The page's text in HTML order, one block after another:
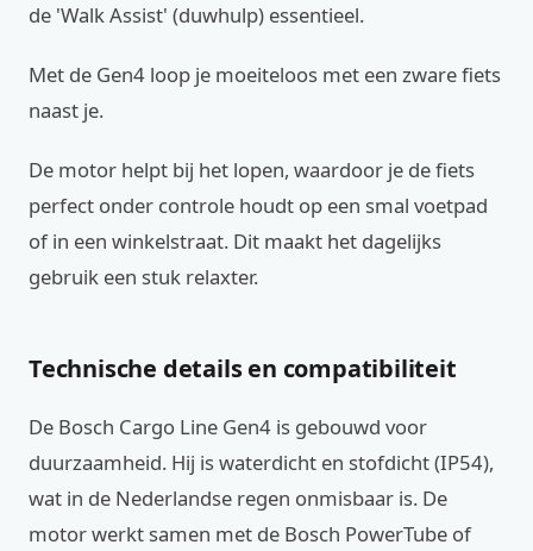
de 'Walk Assist' (duwhulp) essentieel.
Met de Gen4 loop je moeiteloos met een zware fiets
naast je.
De motor helpt bij het lopen, waardoor je de fiets
perfect onder controle houdt op een smal voetpad
of in een winkelstraat. Dit maakt het dagelijks
gebruik een stuk relaxter.
Technische details en compatibiliteit
De Bosch Cargo Line Gen4 is gebouwd voor
duurzaamheid. Hij is waterdicht en stofdicht (IP54),
wat in de Nederlandse regen onmisbaar is. De
motor werkt samen met de Bosch PowerTube of